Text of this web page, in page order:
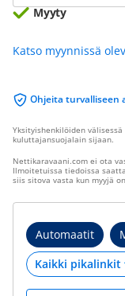
Myyty
Katso myynnissä
Ohjeita turvalliseen
Yksityishenkilöiden
kuluttajansuojalain sijaan.
Nettikaravaani.com ei ota
Ilmoitetuissa tiedoissa
siis sitova vasta kun myyjä
Automaatit